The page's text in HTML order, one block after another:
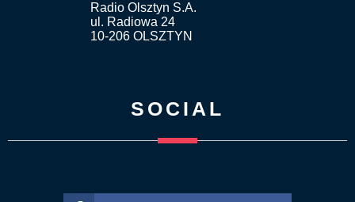
Radio Olsztyn S.A.
ul. Radiowa 24
10-206 OLSZTYN
SOCIAL